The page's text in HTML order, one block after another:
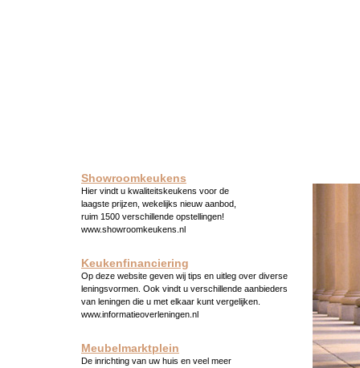
Showroomkeukens
Hier vindt u kwaliteitskeukens voor de
laagste prijzen, wekelijks nieuw aanbod,
ruim 1500 verschillende opstellingen!
www.showroomkeukens.nl
Keukenfinanciering
Op deze website geven wij tips en uitleg over diverse
leningsvormen. Ook vindt u verschillende aanbieders
van leningen die u met elkaar kunt vergelijken.
www.informatieoverleningen.nl
Meubelmarktplein
De inrichting van uw huis en veel meer